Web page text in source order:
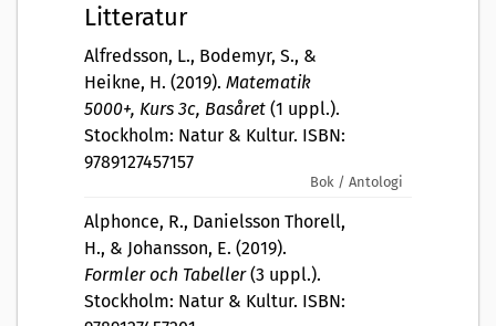
Litteratur
Alfredsson, L., Bodemyr, S., &
Heikne, H. (2019). Matematik
5000+, Kurs 3c, Basåret (1 uppl.).
Stockholm: Natur & Kultur. ISBN:
9789127457157
Bok / Antologi
Alphonce, R., Danielsson Thorell,
H., & Johansson, E. (2019).
Formler och Tabeller(3 uppl.).
Stockholm: Natur & Kultur. ISBN: